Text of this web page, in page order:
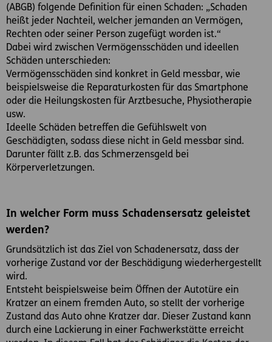
(ABGB) folgende Definition für einen Schaden: „Schaden
heißt jeder Nachteil, welcher jemanden an Vermögen,
Rechten oder seiner Person zugefügt worden ist.“
Dabei wird zwischen Vermögensschäden und ideellen
Schäden unterschieden:
Vermögensschäden sind konkret in Geld messbar, wie
beispielsweise die Reparaturkosten für das Smartphone
oder die Heilungskosten für Arztbesuche, Physiotherapie
usw.
Ideelle Schäden betreffen die Gefühlswelt von
Geschädigten, sodass diese nicht in Geld messbar sind.
Darunter fällt z.B. das Schmerzensgeld bei
Körperverletzungen.
In welcher Form muss Schadensersatz geleistet
werden?
Grundsätzlich ist das Ziel von Schadenersatz, dass der
vorherige Zustand vor der Beschädigung wiederhergestellt
wird.
Entsteht beispielsweise beim Öffnen der Autotüre ein
Kratzer an einem fremden Auto, so stellt der vorherige
Zustand das Auto ohne Kratzer dar. Dieser Zustand kann
durch eine Lackierung in einer Fachwerkstätte erreicht